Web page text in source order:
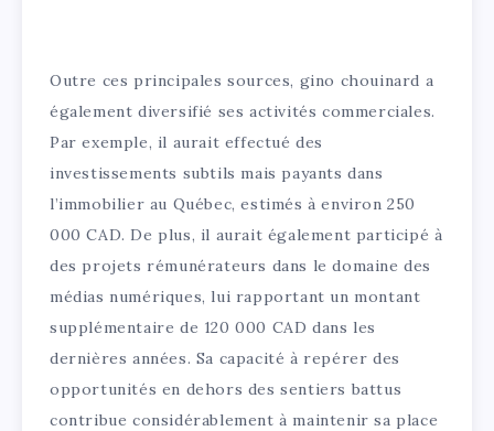
Outre ces principales sources, gino chouinard a
également diversifié ses activités commerciales.
Par exemple, il aurait effectué des
investissements subtils mais payants dans
l’immobilier au Québec, estimés à environ 250
000 CAD. De plus, il aurait également participé à
des projets rémunérateurs dans le domaine des
médias numériques, lui rapportant un montant
supplémentaire de 120 000 CAD dans les
dernières années. Sa capacité à repérer des
opportunités en dehors des sentiers battus
contribue considérablement à maintenir sa place